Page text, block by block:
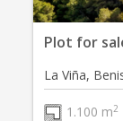
Plot for
La Viña,
1.100 m2